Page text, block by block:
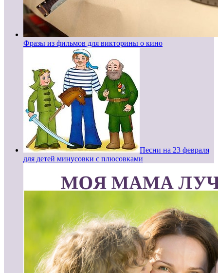
Фразы из фильмов для викторины о кино
Песни на 23 февраля
для детей минусовки с плюсовками